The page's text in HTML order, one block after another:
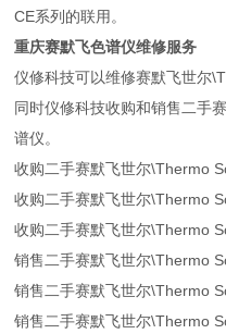
CE系列的联用。
重庆赛默飞色谱仪维修服务
仪修科技可以维修赛默飞世尔
同时仪修科技收购和销售二手
谱仪。
收购二手赛默飞世尔\Thermo
收购二手赛默飞世尔\Thermo
收购二手赛默飞世尔\Thermo
销售二手赛默飞世尔\Thermo
销售二手赛默飞世尔\Thermo
销售二手赛默飞世尔\Thermo